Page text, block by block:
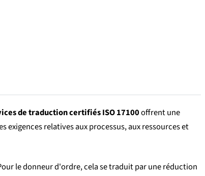
de traduction certifiés ISO 17100offrent une
exigences relatives aux processus, aux ressources et
le donneur d'ordre, cela se traduit par une réduction